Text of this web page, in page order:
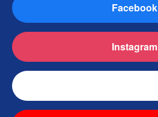
Facebook
Instagram